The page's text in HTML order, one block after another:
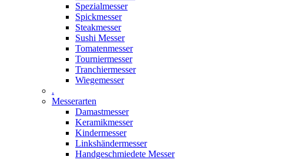
Spezialmesser
Spickmesser
Steakmesser
Sushi Messer
Tomatenmesser
Tourniermesser
Tranchiermesser
Wiegemesser
.
Messerarten
Damastmesser
Keramikmesser
Kindermesser
Linkshändermesser
Handgeschmiedete Messer